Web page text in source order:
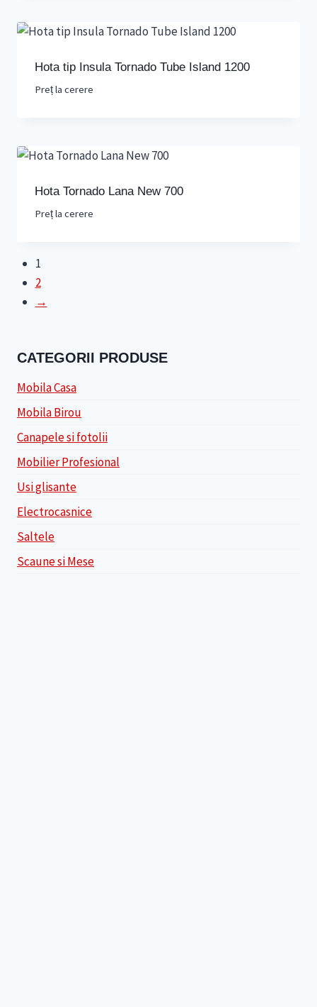
2,600 lei.
Hota tip Insula Tornado Tube Island 1200
Preț la cerere
Hota Tornado Lana New 700
Preț la cerere
1
2
→
CATEGORII PRODUSE
Mobila Casa
Mobila Birou
Canapele si fotolii
Mobilier Profesional
Usi glisante
Electrocasnice
Saltele
Scaune si Mese